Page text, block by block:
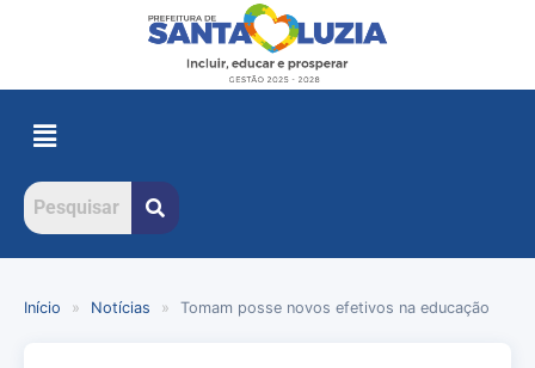
Início » Notícias » Tomam posse novos efetivos na educação